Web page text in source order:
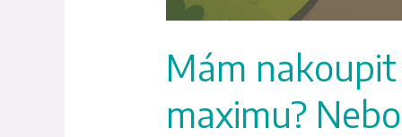
Mám
maximu?
propad?